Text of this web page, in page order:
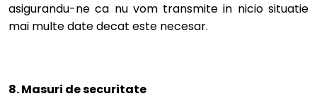
asigurandu-ne ca nu vom transmite in nicio situatie
mai multe date decat este necesar.
8. Masuri de securitate